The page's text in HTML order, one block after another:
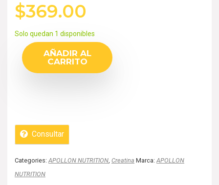
$369.00
Solo quedan 1 disponibles
AÑADIR AL
CARRITO
Consultar
Categories:APOLLON NUTRITION, Creatina Marca:APOLLON
NUTRITION